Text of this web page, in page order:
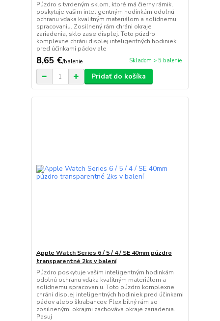
Púzdro s tvrdeným sklom, ktoré má čierny rámik,
poskytuje vašim inteligentným hodinkám odolnú
ochranu vďaka kvalitným materiálom a solídnemu
spracovaniu. Zosilnený rám chráni okraje
zariadenia, sklo zase displej. Toto púzdro
komplexne chráni displej inteligentných hodiniek
pred účinkami pádov ale
8,65 €/balenie Skladom > 5 balenie
Pridať do košíka
Apple Watch Series 6 / 5 / 4 / SE 40mm púzdro
transparentné 2ks v balení
Púzdro poskytuje vašim inteligentným hodinkám
odolnú ochranu vďaka kvalitným materiálom a
solídnemu spracovaniu. Toto púzdro komplexne
chráni displej inteligentných hodiniek pred účinkami
pádov alebo škrabancov. Flexibilný rám so
zosilnenými okrajmi zachováva okraje zariadenia.
Pasuj